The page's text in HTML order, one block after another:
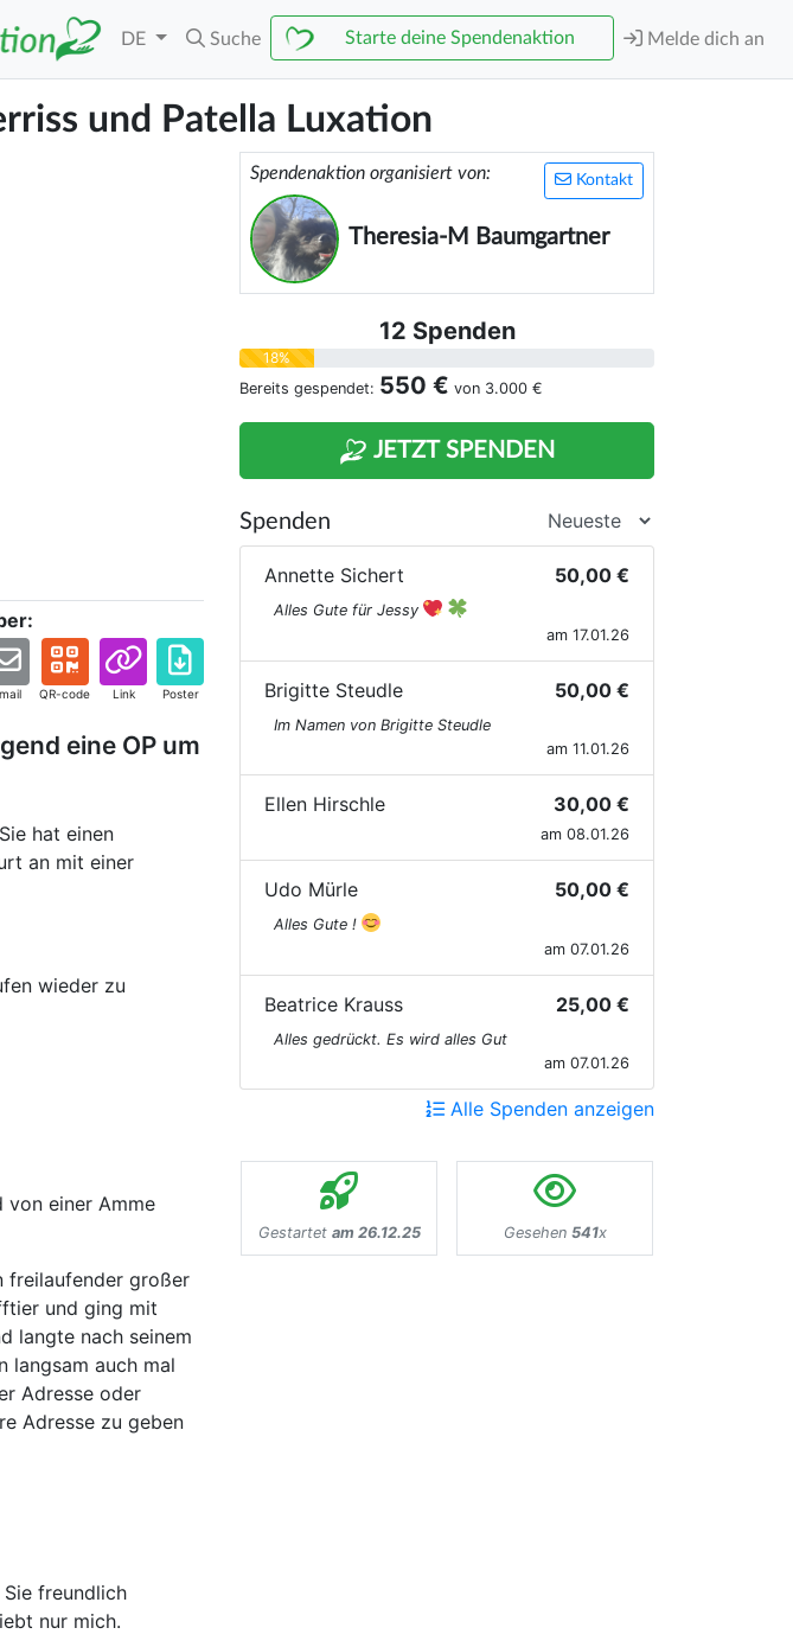
DE Suche Starte deine Spendenaktion Melde dich an
und Patella Luxation
QR-code Link Poster
eine OP um
hat einen
an mit einer
wieder zu
von einer Amme
freilaufender großer
und ging mit
langte nach seinem
langsam auch mal
Adresse oder
Adresse zu geben
freundlich
nur mich.
Kontakt
Spendenaktion organisiert von:
Theresia-M Baumgartner
12 Spenden
18%
Bereits gespendet: 550 € von 3.000 €
JETZT SPENDEN
Spenden
Annette Sichert 50,00 €
Alles Gute für Jessy
am 17.01.26
Brigitte Steudle 50,00 €
Im Namen von Brigitte Steudle
am 11.01.26
Ellen Hirschle 30,00 €
am 08.01.26
Udo Mürle 50,00 €
Alles Gute !
am 07.01.26
Beatrice Krauss 25,00 €
Alles gedrückt. Es wird alles Gut
am 07.01.26
Alle Spenden anzeigen
Gestartet am 26.12.25 Gesehen 541x